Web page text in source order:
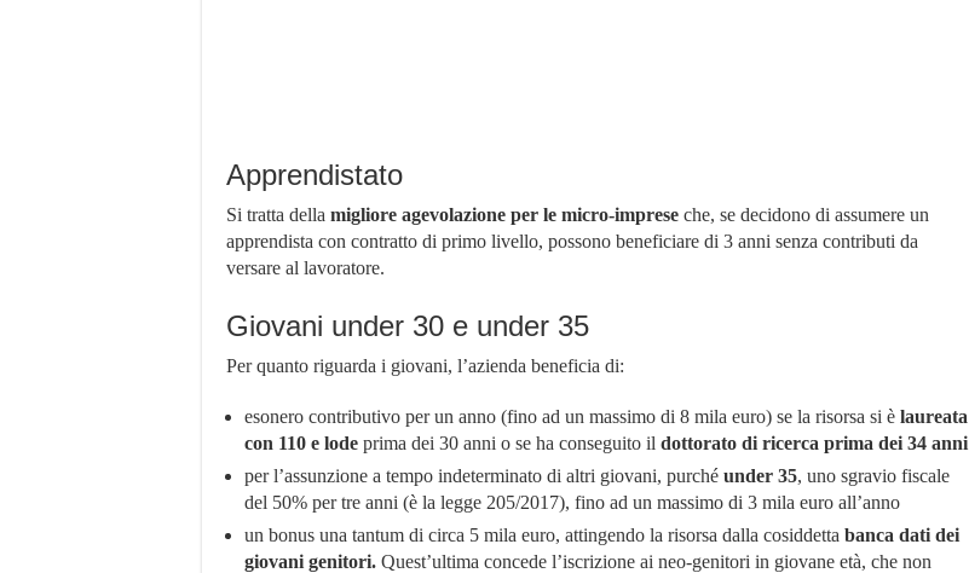
Apprendistato
Si tratta della migliore agevolazione per le micro-imprese che, se decidono di assumere un
apprendista con contratto di primo livello, possono beneficiare di 3 anni senza contributi da
versare al lavoratore.
Giovani under 30 e under 35
Per quanto riguarda i giovani, l’azienda beneficia di:
esonero contributivo per un anno (fino ad un massimo di 8 mila euro) se la risorsa si è laureata
con 110 e lode prima dei 30 anni o se ha conseguito il dottorato di ricerca prima dei 34 anni
per l’assunzione a tempo indeterminato di altri giovani, purché under 35, uno sgravio fiscale
del 50% per tre anni (è la legge 205/2017), fino ad un massimo di 3 mila euro all’anno
un bonus una tantum di circa 5 mila euro, attingendo la risorsa dalla cosiddetta banca dati dei
giovani genitori. Quest’ultima concede l’iscrizione ai neo-genitori in giovane età, che non